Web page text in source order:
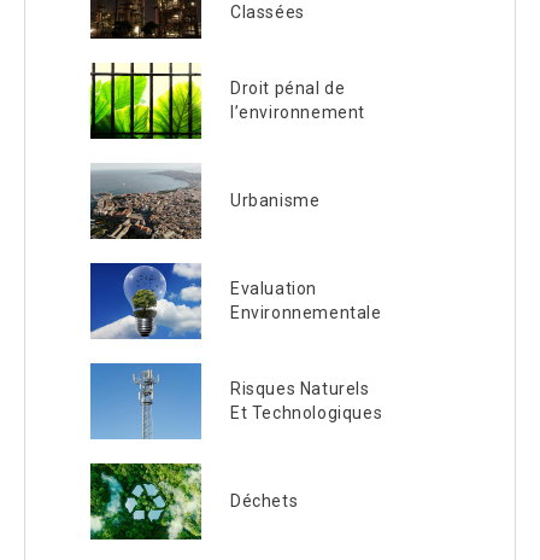
Classées
Droit pénal de
l’environnement
Urbanisme
Evaluation
Environnementale
Risques Naturels
Et Technologiques
Déchets